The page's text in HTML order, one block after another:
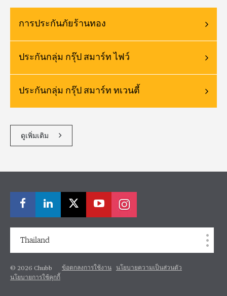
การประกันภัยร้านทอง
ประกันกลุ่ม กรุ๊ป สมาร์ท ไฟว์
ประกันกลุ่ม กรุ๊ป สมาร์ท ทเวนตี้
ดูเพิ่มเติม
Thailand
© 2026 Chubb ข้อตกลงการใช้งาน
นโยบายความเป็นส่วนตัว
นโยบายการใช้คุกกี้